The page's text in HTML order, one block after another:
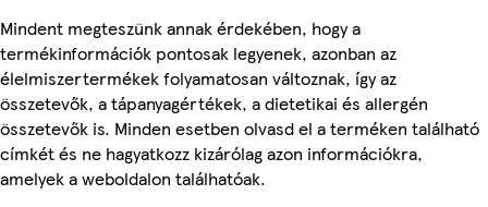
Mindent megteszünk annak érdekében, hogy a
termékinformációk pontosak legyenek, azonban az
élelmiszertermékek folyamatosan változnak, így az
összetevők, a tápanyagértékek, a dietetikai és allergén
összetevők is. Minden esetben olvasd el a terméken található
címkét és ne hagyatkozz kizárólag azon információkra,
amelyek a weboldalon találhatóak.